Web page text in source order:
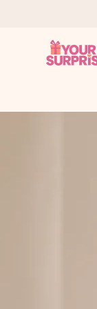
puissiez
Reviews (total
ou un